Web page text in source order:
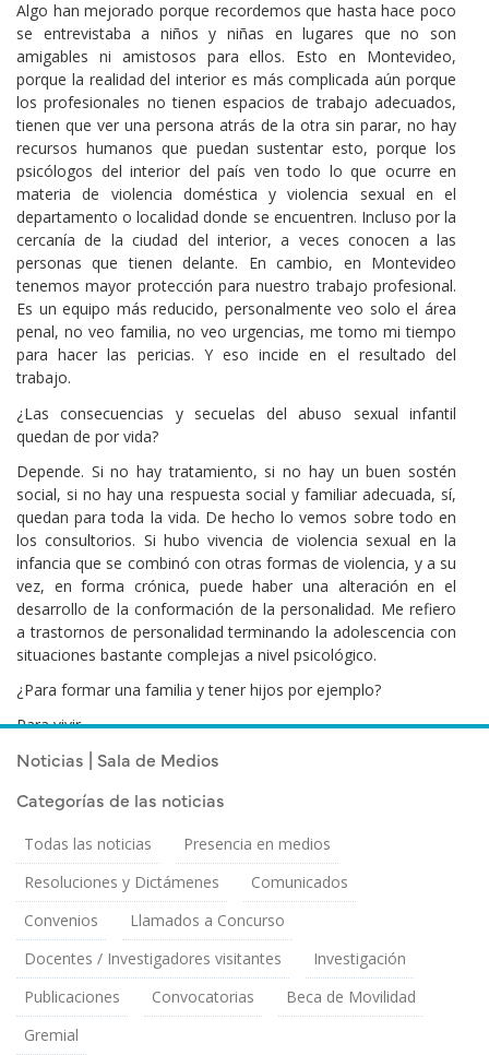
Noticias | Sala de Medios
Categorías de las noticias
Todas las noticias
Presencia en medios
Resoluciones y Dictámenes
Comunicados
Convenios
Llamados a Concurso
Docentes / Investigadores visitantes
Investigación
Publicaciones
Convocatorias
Beca de Movilidad
Gremial
Algo han mejorado porque recordemos que hasta hace poco
se entrevistaba a niños y niñas en lugares que no son
amigables ni amistosos para ellos. Esto en Montevideo,
porque la realidad del interior es más complicada aún porque
los profesionales no tienen espacios de trabajo adecuados,
tienen que ver una persona atrás de la otra sin parar, no hay
recursos humanos que puedan sustentar esto, porque los
psicólogos del interior del país ven todo lo que ocurre en
materia de violencia doméstica y violencia sexual en el
departamento o localidad donde se encuentren. Incluso por la
cercanía de la ciudad del interior, a veces conocen a las
personas que tienen delante. En cambio, en Montevideo
tenemos mayor protección para nuestro trabajo profesional.
Es un equipo más reducido, personalmente veo solo el área
penal, no veo familia, no veo urgencias, me tomo mi tiempo
para hacer las pericias. Y eso incide en el resultado del
trabajo.
¿Las consecuencias y secuelas del abuso sexual infantil
quedan de por vida?
Depende. Si no hay tratamiento, si no hay un buen sostén
social, si no hay una respuesta social y familiar adecuada, sí,
quedan para toda la vida. De hecho lo vemos sobre todo en
los consultorios. Si hubo vivencia de violencia sexual en la
infancia que se combinó con otras formas de violencia, y a su
vez, en forma crónica, puede haber una alteración en el
desarrollo de la conformación de la personalidad. Me refiero
a trastornos de personalidad terminando la adolescencia con
situaciones bastante complejas a nivel psicológico.
¿Para formar una familia y tener hijos por ejemplo?
Para vivir.